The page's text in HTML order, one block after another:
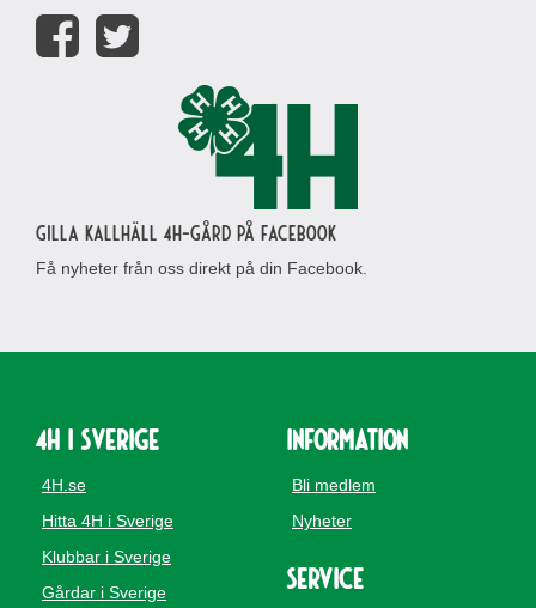
Gilla Kallhäll 4H-gård på Facebook
Få nyheter från oss direkt på din Facebook.
4H i Sverige
4H.se
Hitta 4H i Sverige
Klubbar i Sverige
Gårdar i Sverige
Information
Bli medlem
Nyheter
Service